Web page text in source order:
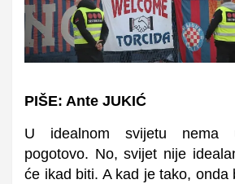
PIŠE: Ante JUKIĆ
U idealnom svijetu nema
pogotovo. No, svijet nije
će ikad biti. A kad je tako, onda